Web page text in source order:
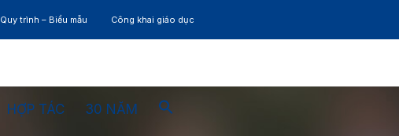
Quy trình – Biểu mẫu Công khai giáo dục
HỢP TÁC 30 NĂM